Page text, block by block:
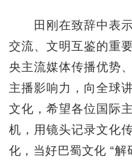
田刚在致辞中表示
交流、文明互鉴的重
央主流媒体传播优势
主播影响力，向全球
文化，希望各位国际
机，用镜头记录文化
化，当好巴蜀文化 “解